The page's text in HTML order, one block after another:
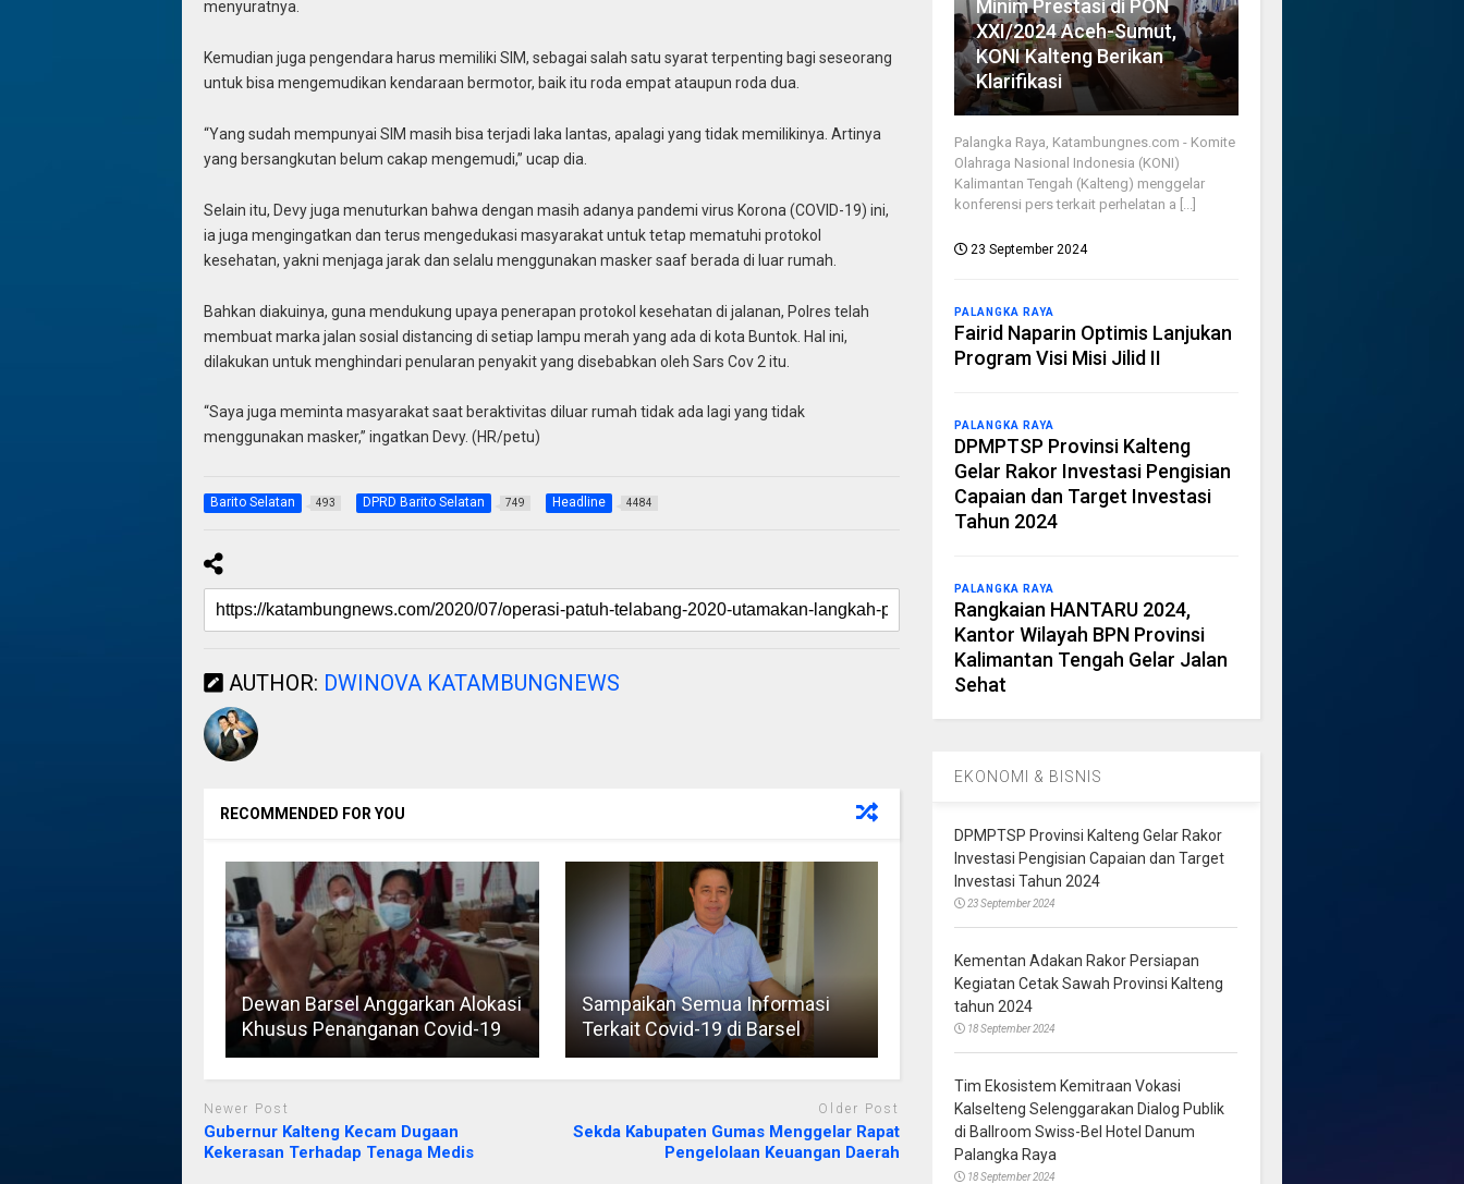
menyuratnya.
Kemudian juga pengendara harus memiliki SIM, sebagai salah satu syarat terpenting bagi seseorang
untuk bisa mengemudikan kendaraan bermotor, baik itu roda empat ataupun roda dua.
“Yang sudah mempunyai SIM masih bisa terjadi laka lantas, apalagi yang tidak memilikinya. Artinya
yang bersangkutan belum cakap mengemudi,” ucap dia.
Selain itu, Devy juga menuturkan bahwa dengan masih adanya pandemi virus Korona (COVID-19) ini,
ia juga mengingatkan dan terus mengedukasi masyarakat untuk tetap mematuhi protokol
kesehatan, yakni menjaga jarak dan selalu menggunakan masker saaf berada di luar rumah.
Bahkan diakuinya, guna mendukung upaya penerapan protokol kesehatan di jalanan, Polres telah
membuat marka jalan sosial distancing di setiap lampu merah yang ada di kota Buntok. Hal ini,
dilakukan untuk menghindari penularan penyakit yang disebabkan oleh Sars Cov 2 itu.
“Saya juga meminta masyarakat saat beraktivitas diluar rumah tidak ada lagi yang tidak
menggunakan masker,” ingatkan Devy. (HR/petu)
Barito Selatan 493 DPRD Barito Selatan 749 Headline 4484
AUTHOR: DWINOVA KATAMBUNGNEWS
RECOMMENDED FOR YOU
Dewan Barsel Anggarkan Alokasi
Khusus Penanganan Covid-19
Sampaikan Semua Informasi
Terkait Covid-19 di Barsel
Newer Post
Gubernur Kalteng Kecam Dugaan
Kekerasan Terhadap Tenaga Medis
Older Post
Sekda Kabupaten Gumas Menggelar Rapat
Pengelolaan Keuangan Daerah
Minim Prestasi di PON
XXI/2024 Aceh-Sumut,
KONI Kalteng Berikan
Klarifikasi
Palangka Raya, Katambungnes.com - Komite
Olahraga Nasional Indonesia (KONI)
Kalimantan Tengah (Kalteng) menggelar
konferensi pers terkait perhelatan a [...]
23 September 2024
PALANGKA RAYA
Fairid Naparin Optimis Lanjukan
Program Visi Misi Jilid II
PALANGKA RAYA
DPMPTSP Provinsi Kalteng
Gelar Rakor Investasi Pengisian
Capaian dan Target Investasi
Tahun 2024
PALANGKA RAYA
Rangkaian HANTARU 2024,
Kantor Wilayah BPN Provinsi
Kalimantan Tengah Gelar Jalan
Sehat
EKONOMI & BISNIS
DPMPTSP Provinsi Kalteng Gelar Rakor
Investasi Pengisian Capaian dan Target
Investasi Tahun 2024
23 September 2024
Kementan Adakan Rakor Persiapan
Kegiatan Cetak Sawah Provinsi Kalteng
tahun 2024
18 September 2024
Tim Ekosistem Kemitraan Vokasi
Kalselteng Selenggarakan Dialog Publik
di Ballroom Swiss-Bel Hotel Danum
Palangka Raya
18 September 2024